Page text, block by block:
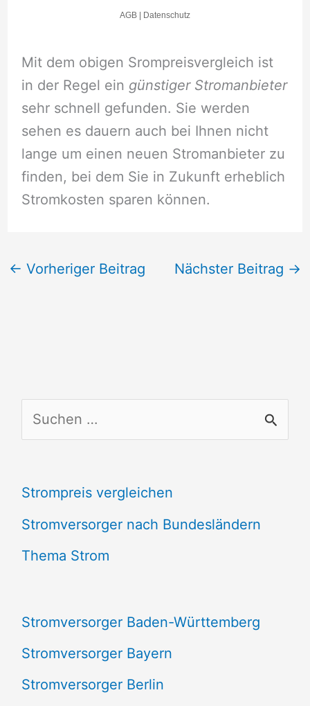
Mit dem obigen Srompreisvergleich ist
in der Regel ein günstiger Stromanbieter
sehr schnell gefunden. Sie werden
sehen es dauern auch bei Ihnen nicht
lange um einen neuen Stromanbieter zu
finden, bei dem Sie in Zukunft erheblich
Stromkosten sparen können.
← Vorheriger Beitrag Nächster Beitrag →
u
h
e
n
h
:
Strompreis vergleichen
Stromversorger nach Bundesländern
Thema Strom
Stromversorger Baden-Württemberg
Stromversorger Bayern
Stromversorger Berlin